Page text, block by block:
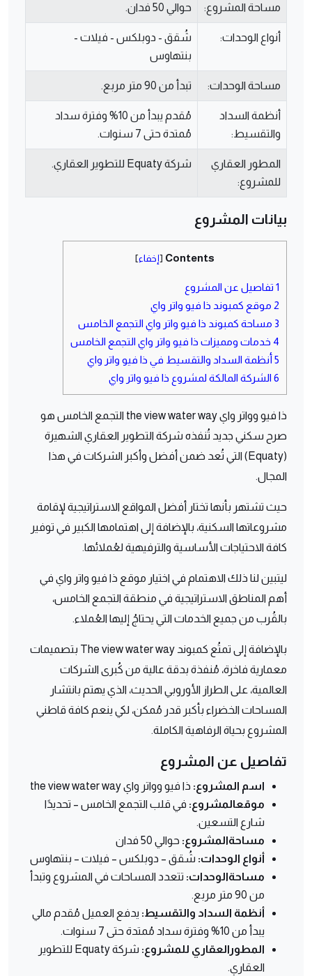
مساحة المشروع: حوالي 50 فدان.
أنواع الوحدات:
شُقق - دوبلكس - فيلات -
بنتهاوس
مساحة الوحدات: تبدأ من 90 متر مربع.
أنظمة السداد
والتقسيط:
مُقدم يبدأ من 10% وفترة سداد
مُمتدة حتى 7 سنوات.
المطور العقاري
للمشروع:
شركة Equaty للتطوير العقاري.
بيانات المشروع
Contents
[إخفاء]
1 تفاصيل عن المشروع
2 موقع كمبوند ذا فيو واتر واي
3 مساحة كمبوند ذا فيو واتر واي التجمع الخامس
4 خدمات ومميزات ذا فيو واتر واي التجمع الخامس
5 أنظمة السداد والتقسيط في ذا فيو واتر واي
6 الشركة المالكة لمشروع ذا فيو واتر واي
ذا فيو وواتر واي the view water way التجمع الخامس هو
صرح سكني جديد تُنفذه شركة التطوير العقاري الشهيرة
(Equaty) التي تُعد ضمن أفضل وأكبر الشركات في هذا
المجال.
حيث تشتهر بأنها تختار أفضل المواقع الاستراتيجية لإقامة
مشروعاتها السكنية، بالإضافة إلى اهتمامها الكبير في توفير
كافة الاحتياجات الأساسية والترفيهية لعُملائها.
ليتبين لنا ذلك الاهتمام في اختيار موقع ذا فيو واتر واي في
أهم المناطق الاستراتيجية في منطقة التجمع الخامس،
بالقُرب من جميع الخدمات التي يحتاجُ إليها العُملاء.
بالإضافة إلى تمتُع كمبوند The view water way بتصميمات
معمارية فاخرة، مُنفذة بدقة عالية من كُبرى الشركات
العالمية، على الطراز الأوروبي الحديث، الذي يهتم بانتشار
المساحات الخضراء بأكبر قدر مُمكن، لكي ينعم كافة قاطني
المشروع بحياة الرفاهية الكاملة.
تفاصيل عن المشروع
اسم المشروع: ذا فيو وواتر واي the view water way
موقعالمشروع: في قلب التجمع الخامس – تحديدًا
شارع التسعين.
مساحةالمشروع: حوالي 50 فدان
أنواع الوحدات: شُقق – دوبلكس – فيلات – بنتهاوس
مساحةالوحدات: تتعدد المساحات في المشروع وتبدأ
من 90 متر مربع.
أنظمة السداد والتقسيط: يدفع العميل مُقدم مالي
يبدأ من 10% وفترة سداد مُمتدة حتى 7 سنوات.
المطورالعقاري للمشروع:
شركة Equaty للتطوير
العقاري.